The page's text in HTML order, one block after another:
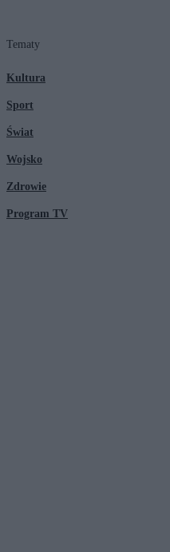
Tematy
Kultura
Sport
Świat
Wojsko
Zdrowie
Program TV